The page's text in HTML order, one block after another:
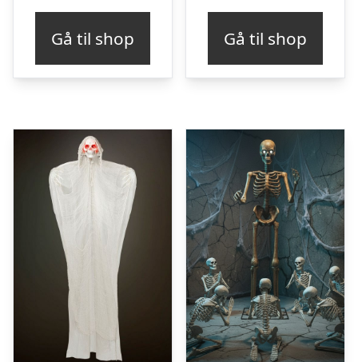
Gå til shop Gå til shop